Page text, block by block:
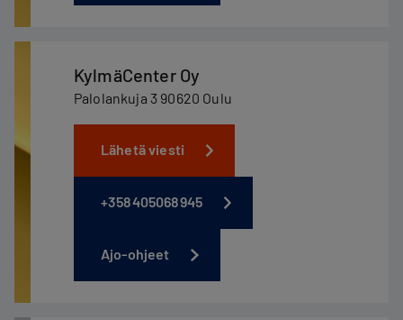
KylmäCenter Oy
Palolankuja 3 90620 Oulu
Lähetä viesti
+358405068945
Ajo-ohjeet